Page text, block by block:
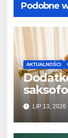
Podobne
AKTUALNOŚCI
LIP 13, 2026